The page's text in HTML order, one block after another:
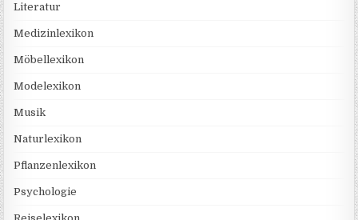
Literatur
Medizinlexikon
Möbellexikon
Modelexikon
Musik
Naturlexikon
Pflanzenlexikon
Psychologie